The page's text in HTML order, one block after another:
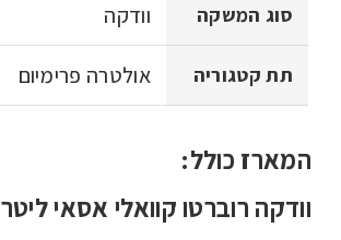
סוג המשקה וודקה
תת קטגוריה אולטרה פרימיום
המארז כולל:
וודקה רוברטו קוואלי אסאי ליטר